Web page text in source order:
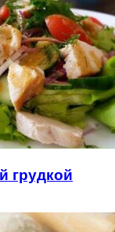
грудкой